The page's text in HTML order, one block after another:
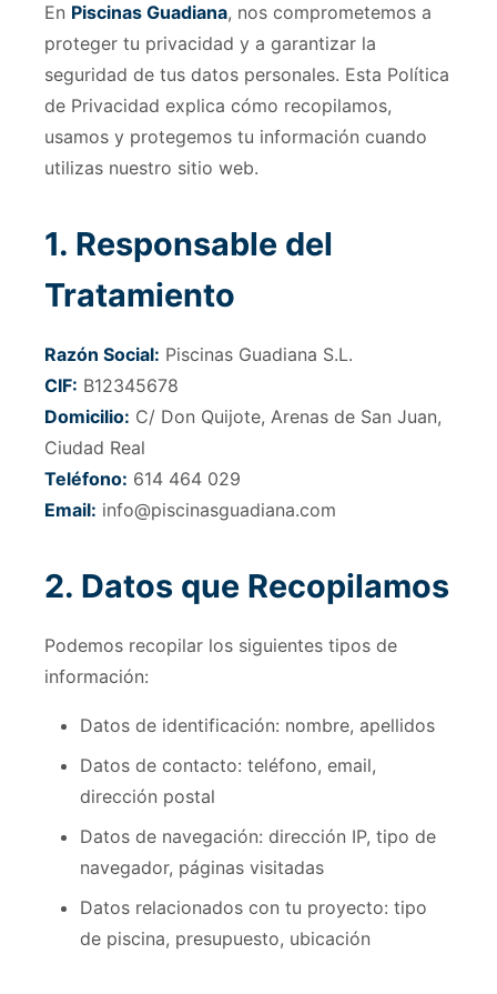
En Piscinas Guadiana, nos comprometemos a
proteger tu privacidad y a garantizar la
seguridad de tus datos personales. Esta Política
de Privacidad explica cómo recopilamos,
usamos y protegemos tu información cuando
utilizas nuestro sitio web.
1. Responsable del
Tratamiento
Razón Social: Piscinas Guadiana S.L.
CIF: B12345678
Domicilio: C/ Don Quijote, Arenas de San Juan,
Ciudad Real
Teléfono: 614 464 029
Email: info@piscinasguadiana.com
2. Datos que Recopilamos
Podemos recopilar los siguientes tipos de
información:
Datos de identificación: nombre, apellidos
Datos de contacto: teléfono, email,
dirección postal
Datos de navegación: dirección IP, tipo de
navegador, páginas visitadas
Datos relacionados con tu proyecto: tipo
de piscina, presupuesto, ubicación